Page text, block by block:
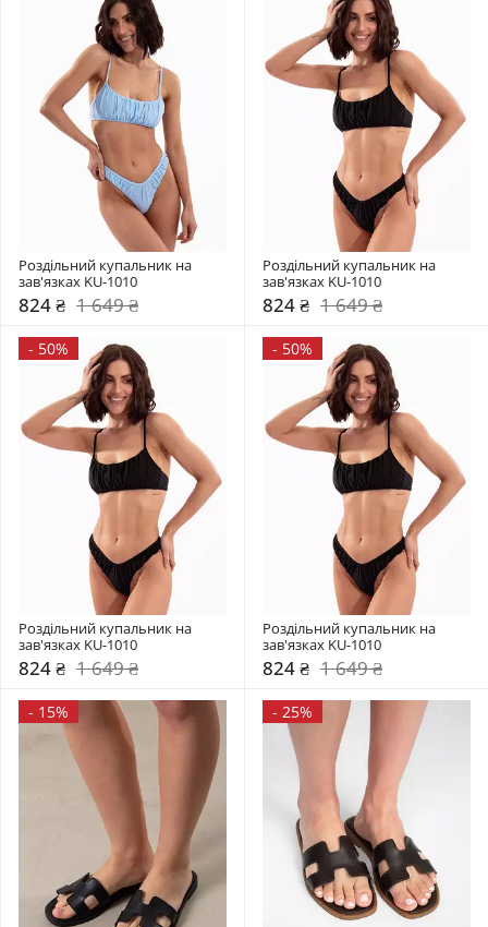
Роздільний купальник на
зав'язках KU-1010
824 ₴ 1 649 ₴
Роздільний купальник на
зав'язках KU-1010
824 ₴ 1 649 ₴
- 50%
Роздільний купальник на
зав'язках KU-1010
824 ₴ 1 649 ₴
- 50%
Роздільний купальник на
зав'язках KU-1010
824 ₴ 1 649 ₴
- 15% - 25%